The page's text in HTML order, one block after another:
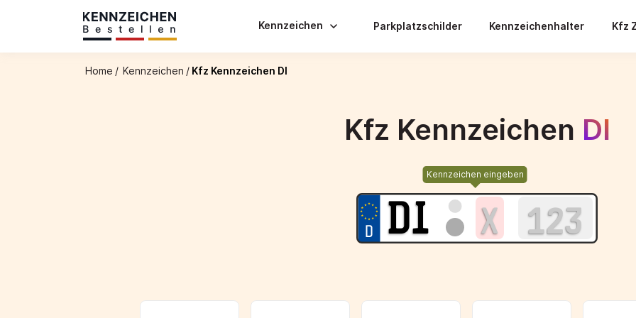
Kennzeichen Parkplatzschilder Kennzeichenhalter Kfz
Home / Kennzeichen / Kfz Kennzeichen DI
Kfz Kennzeichen DI
Kennzeichen eingeben